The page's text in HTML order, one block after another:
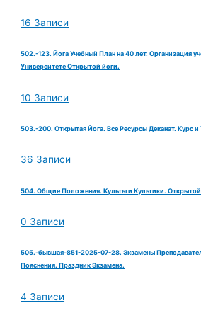
16 Записи
502.-123. Йога Учебный План на 40 лет. Организация
Университете Открытой йоги.
10 Записи
503.-200. Открытая Йога. Все Ресурсы Деканат. Курс и
36 Записи
504. Общие Положения. Культы и Культики.
0 Записи
505.-бывшая-851-2025-07-28. Экзамены
Пояснения. Праздник Экзамена.
4 Записи